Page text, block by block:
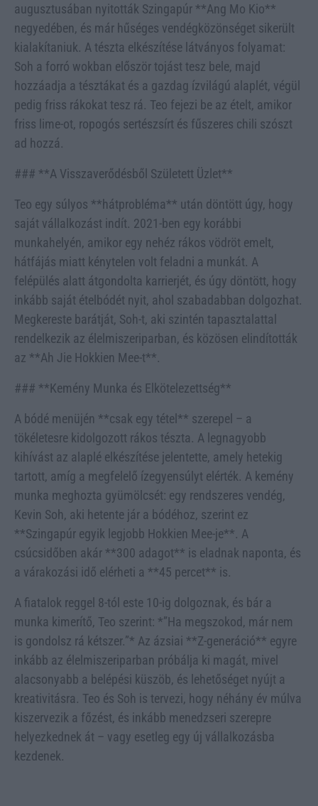
augusztusában nyitották Szingapúr **Ang Mo Kio**
negyedében, és már hűséges vendégközönséget sikerült
kialakítaniuk. A tészta elkészítése látványos folyamat:
Soh a forró wokban először tojást tesz bele, majd
hozzáadja a tésztákat és a gazdag ízvilágú alaplét, végül
pedig friss rákokat tesz rá. Teo fejezi be az ételt, amikor
friss lime-ot, ropogós sertészsírt és fűszeres chili szószt
ad hozzá.
### **A Visszaverődésből Született Üzlet**
Teo egy súlyos **hátprobléma** után döntött úgy, hogy
saját vállalkozást indít. 2021-ben egy korábbi
munkahelyén, amikor egy nehéz rákos vödröt emelt,
hátfájás miatt kénytelen volt feladni a munkát. A
felépülés alatt átgondolta karrierjét, és úgy döntött, hogy
inkább saját ételbódét nyit, ahol szabadabban dolgozhat.
Megkereste barátját, Soh-t, aki szintén tapasztalattal
rendelkezik az élelmiszeriparban, és közösen elindították
az **Ah Jie Hokkien Mee-t**.
### **Kemény Munka és Elkötelezettség**
A bódé menüjén **csak egy tétel** szerepel – a
tökéletesre kidolgozott rákos tészta. A legnagyobb
kihívást az alaplé elkészítése jelentette, amely hetekig
tartott, amíg a megfelelő ízegyensúlyt elérték. A kemény
munka meghozta gyümölcsét: egy rendszeres vendég,
Kevin Soh, aki hetente jár a bódéhoz, szerint ez
**Szingapúr egyik legjobb Hokkien Mee-je**. A
csúcsidőben akár **300 adagot** is eladnak naponta, és
a várakozási idő elérheti a **45 percet** is.
A fiatalok reggel 8-tól este 10-ig dolgoznak, és bár a
munka kimerítő, Teo szerint: *”Ha megszokod, már nem
is gondolsz rá kétszer.”* Az ázsiai **Z-generáció** egyre
inkább az élelmiszeriparban próbálja ki magát, mivel
alacsonyabb a belépési küszöb, és lehetőséget nyújt a
kreativitásra. Teo és Soh is tervezi, hogy néhány év múlva
kiszervezik a főzést, és inkább menedzseri szerepre
helyezkednek át – vagy esetleg egy új vállalkozásba
kezdenek.